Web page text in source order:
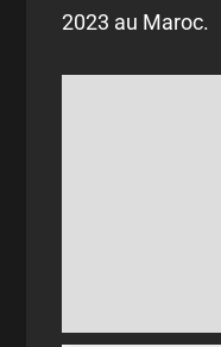
2023 au Maroc.